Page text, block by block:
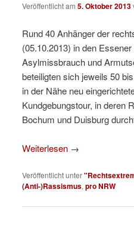
Veröffentlicht am 5. Oktober 2013
Rund 40 Anhänger der
(05.10.2013) in den
Asylmissbrauch und
beteiligten sich jeweils 50
in der Nähe neu
Kundgebungstour, in deren
Bochum und Duisburg
Weiterlesen →
Veröffentlicht unter
(Anti-)Rassismus,pro NRW